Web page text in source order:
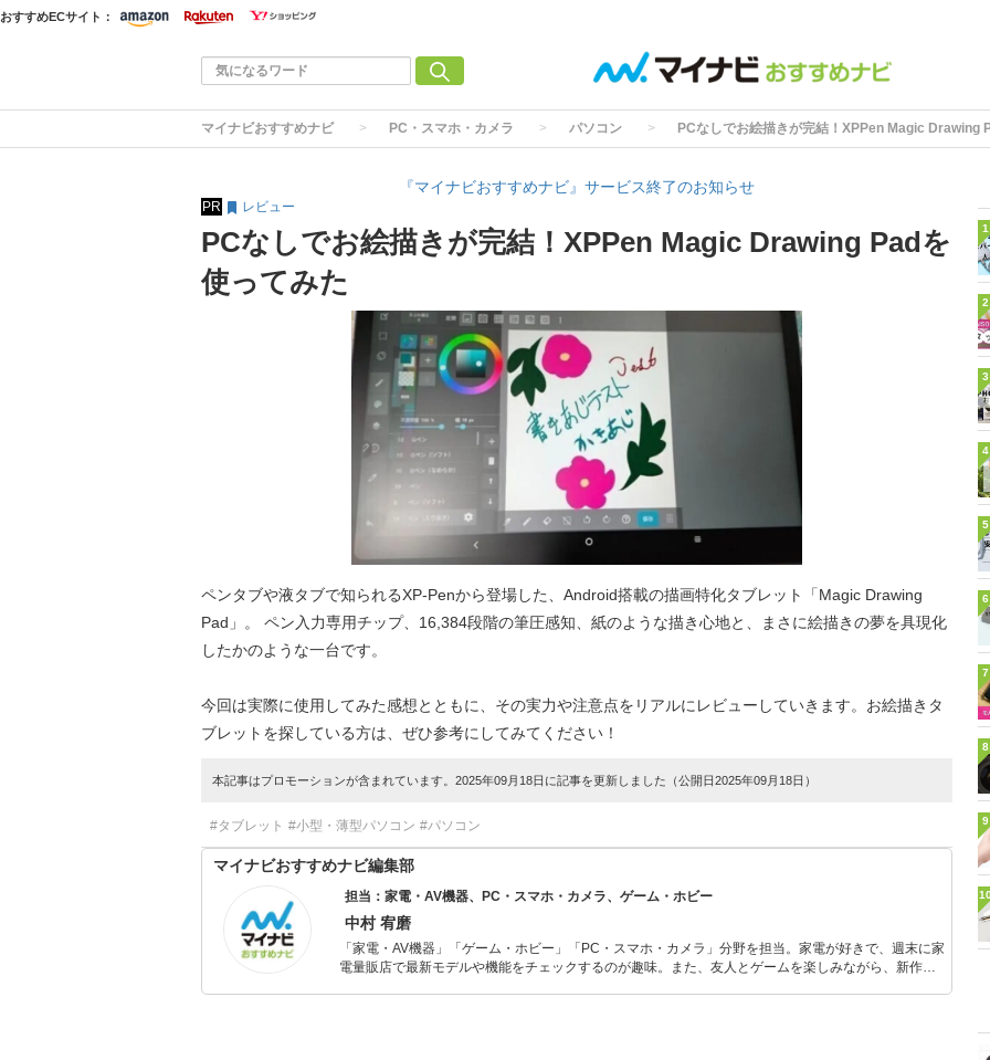
おすすめECサイト：
マイナビおすすめナビ PC・スマホ・カメラ パソコン PCなしでお絵描きが完結！XPPen Magic Drawing
『マイナビおすすめナビ』サービス終了のお知らせ
PR レビュー
PCなしでお絵描きが完結！XPPen Magic Drawing Padを
使ってみた
ペンタブや液タブで知られるXP-Penから登場した、Android搭載の描画特化タブレット「Magic Drawing
Pad」。 ペン入力専用チップ、16,384段階の筆圧感知、紙のような描き心地と、まさに絵描きの夢を具現化
したかのような一台です。
今回は実際に使用してみた感想とともに、その実力や注意点をリアルにレビューしていきます。お絵描きタ
ブレットを探している方は、ぜひ参考にしてみてください！
本記事はプロモーションが含まれています。2025年09月18日に記事を更新しました（公開日2025年09月18日）
#タブレット #小型・薄型パソコン #パソコン
マイナビおすすめナビ編集部
担当：家電・AV機器、PC・スマホ・カメラ、ゲーム・ホビー
中村 宥磨
「家電・AV機器」「ゲーム・ホビー」「PC・スマホ・カメラ」分野を担当。家電が好きで、週末に家
電量販店で最新モデルや機能をチェックするのが趣味。また、友人とゲームを楽しみながら、新作タ
1
2
3
4
5
6
7
8
9